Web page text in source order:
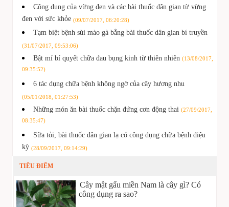
Công dụng của vừng đen và các bài thuốc dân gian từ vừng
đen với sức khỏe (09/07/2017, 06:20:28)
Tạm biệt bệnh sùi mào gà bằng bài thuốc dân gian bí truyền
(31/07/2017, 09:53:06)
Bật mí bí quyết chữa đau bụng kinh từ thiên nhiên (13/08/2017,
09:35:52)
6 tác dụng chữa bệnh không ngờ của cây hương nhu
(05/01/2018, 01:27:53)
Những món ăn bài thuốc chặn đứng cơn động thai (27/09/2017,
08:35:47)
Sữa tỏi, bài thuốc dân gian lạ có công dụng chữa bệnh diệu
kỳ (28/09/2017, 09:14:29)
TIÊU ĐIỂM
Cây mật gấu miền Nam là cây gì? Có
công dụng ra sao?